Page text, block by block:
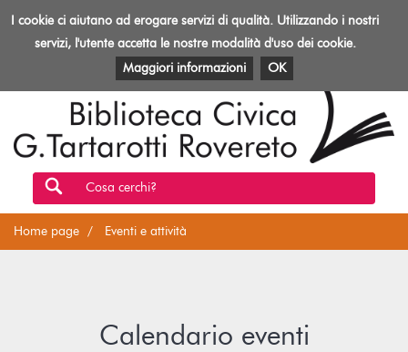
Toggle
Biblioteca
Rovereto
EVENTI E ATTIVITÀ PATRIMONIO E RISORSE
Cosa cerchi?
Home page Eventi e attività
Calendario eventi
I cookie ci aiutano ad erogare servizi di qualità. Utilizzando i nostri
servizi, l'utente accetta le nostre modalità d'uso dei cookie.
Maggiori informazioni
OK